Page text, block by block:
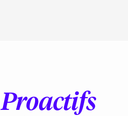
Proactifs